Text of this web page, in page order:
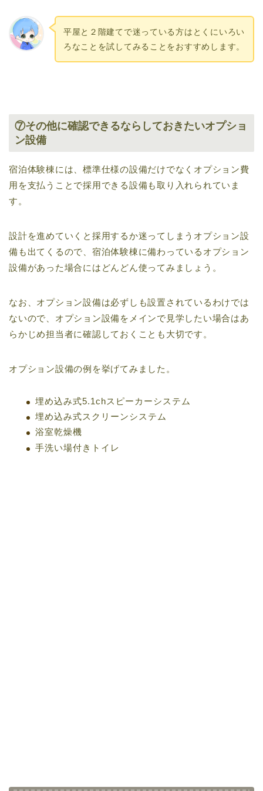
平屋と２階建てで迷っている方はとくにいろい
ろなことを試してみることをおすすめします。
⑦その他に確認できるならしておきたいオプショ
ン設備
宿泊体験棟には、標準仕様の設備だけでなくオプション費
用を支払うことで採用できる設備も取り入れられていま
す。
設計を進めていくと採用するか迷ってしまうオプション設
備も出てくるので、宿泊体験棟に備わっているオプション
設備があった場合にはどんどん使ってみましょう。
なお、オプション設備は必ずしも設置されているわけでは
ないので、オプション設備をメインで見学したい場合はあ
らかじめ担当者に確認しておくことも大切です。
オプション設備の例を挙げてみました。
埋め込み式5.1chスピーカーシステム
埋め込み式スクリーンシステム
浴室乾燥機
手洗い場付きトイレ